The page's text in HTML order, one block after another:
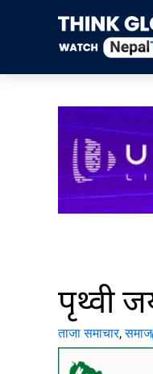
पृथ्वी
ताजा समाचार,समाज